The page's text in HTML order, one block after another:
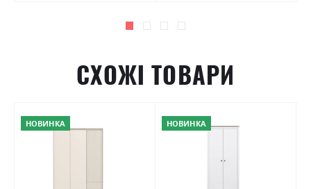
СХОЖІ ТОВАРИ
НОВИНКА НОВИНКА